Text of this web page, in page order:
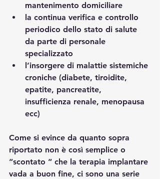
mantenimento domiciliare
la continua verifica e controllo
periodico dello stato di salute
da parte di personale
specializzato
l’insorgere di malattie sistemiche
croniche (diabete, tiroidite,
epatite, pancreatite,
insufficienza renale, menopausa
ecc)
Come si evince da quanto sopra
riportato non è così semplice o
“scontato “ che la terapia implantare
vada a buon fine, ci sono una serie